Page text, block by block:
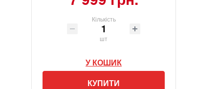
Кількість
шт
У КОШИК
КУПИТИ